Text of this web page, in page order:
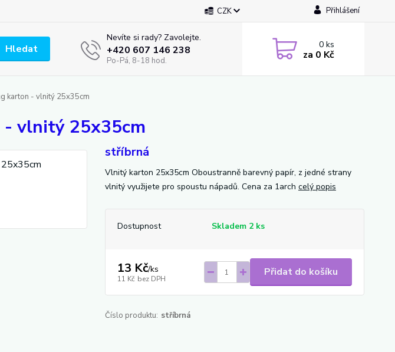
CZK Přihlášení
Hledat
Nevíte si rady? Zavolejte.
+420 607 146 238
Po-Pá, 8-18 hod.
0ks
za 0 Kč
karton - vlnitý 25x35cm
- vlnitý 25x35cm
stříbrná
Vlnitý karton 25x35cm Oboustranně barevný papír, z jedné strany
vlnitý využijete pro spoustu nápadů. Cena za 1arch celý popis
Dostupnost Skladem 2 ks
13 Kč/ks
11 Kč bez DPH
Přidat do košíku
Číslo produktu: stříbrná